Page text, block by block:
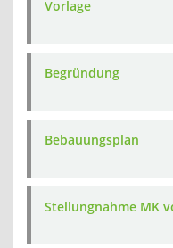
Vorlage
Begründung
Bebauungsplan
Stellungnahme MK